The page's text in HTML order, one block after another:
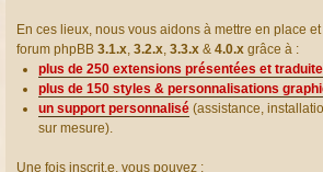
En ces lieux, nous vous aidons à mettre en place
forum phpBB 3.1.x, 3.2.x, 3.3.x & 4.0.x grâce à :
plus de 250 extensions présentées et
plus de 150 styles & personnalisations
un support personnalisé (assistance,
sur mesure).
Une fois inscrit.e, vous pouvez :